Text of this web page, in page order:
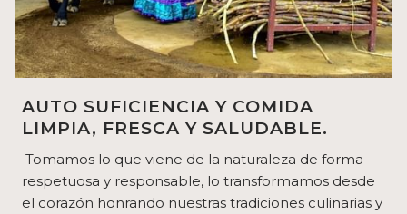
AUTO SUFICIENCIA Y COMIDA
LIMPIA, FRESCA Y SALUDABLE.
Tomamos lo que viene de la naturaleza de forma
respetuosa y responsable, lo transformamos desde
el corazón honrando nuestras tradiciones culinarias y